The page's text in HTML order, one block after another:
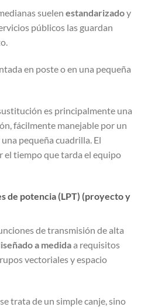
suelen estandarizadoy
públicos las guardan
en poste o en una pequeña
es principalmente una
fácilmente manejable por un
pequeña cuadrilla. El
el tiempo que tarda el equipo
de potencia (LPT) (proyecto y
de transmisión de alta
a medidaa requisitos
vectoriales y espacio
trata de un simple canje, sino